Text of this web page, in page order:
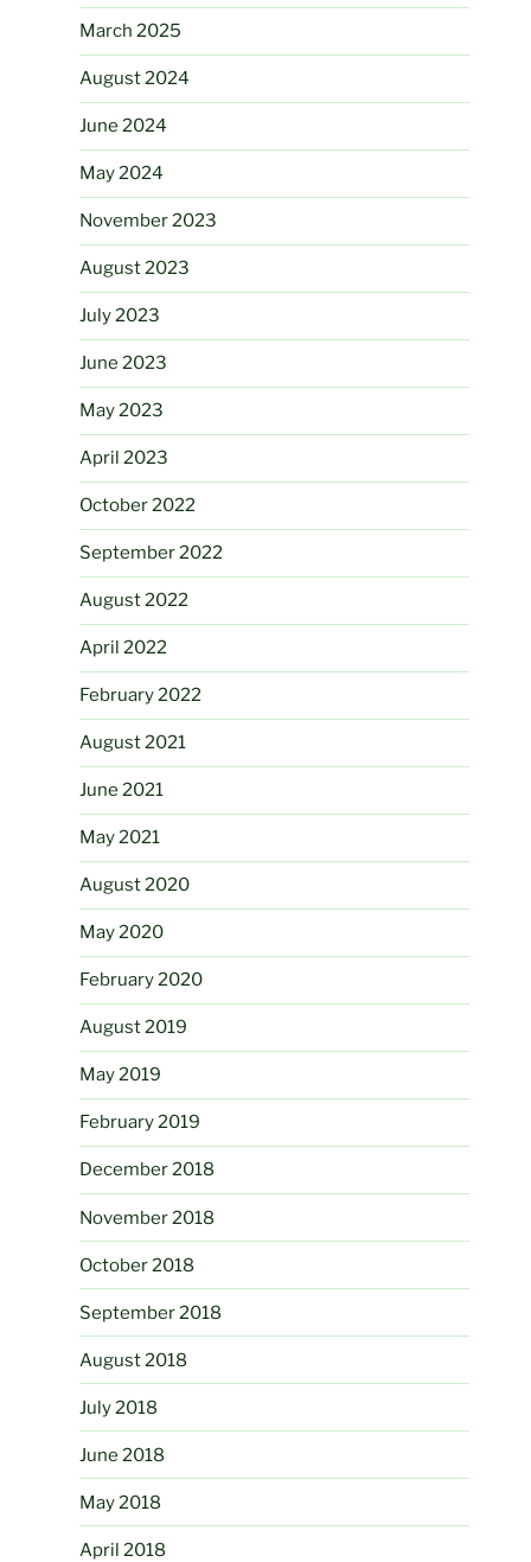
March 2025
August 2024
June 2024
May 2024
November 2023
August 2023
July 2023
June 2023
May 2023
April 2023
October 2022
September 2022
August 2022
April 2022
February 2022
August 2021
June 2021
May 2021
August 2020
May 2020
February 2020
August 2019
May 2019
February 2019
December 2018
November 2018
October 2018
September 2018
August 2018
July 2018
June 2018
May 2018
April 2018